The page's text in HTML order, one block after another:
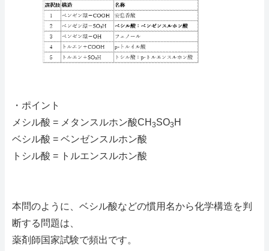
・ポイント
メシル酸 = メタンスルホン酸CH 3SO3 H
ベシル酸 = ベンゼンスルホン酸
トシル酸 = トルエンスルホン酸
本問のように、ベシル酸などの慣用名から化学構造を判
断する問題は、
薬剤師国家試験で頻出です。